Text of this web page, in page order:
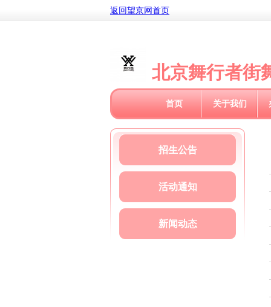
返回望京网首页
北京舞行者街
首页 关于我们
招生公告
活动通知
新闻动态